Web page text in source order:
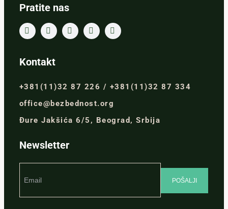
Pratite nas
Kontakt
+381(11)32 87 226 / +381(11)32 87 334
office@bezbednost.org
Đure Jakšića 6/5, Beograd, Srbija
Newsletter